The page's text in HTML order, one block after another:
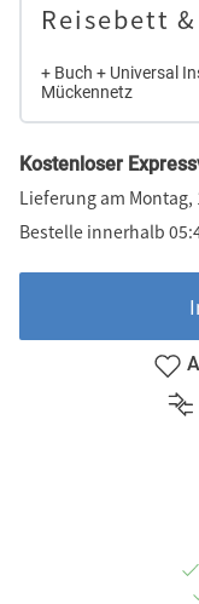
Reisebett
+ Buch + Universal
Mückennetz
Kostenloser
Lieferung am Montag,
Bestelle innerhalb